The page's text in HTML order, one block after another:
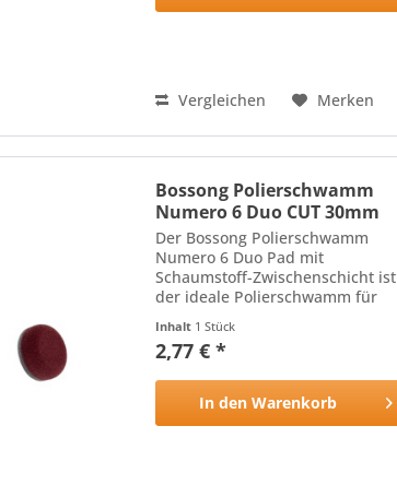
Vergleichen Merken
Bossong Polierschwamm
Numero 6 Duo CUT 30mm
Der Bossong Polierschwamm
Numero 6 Duo Pad mit
Schaumstoff-Zwischenschicht ist
der ideale Polierschwamm für
hitzebeständige Oberfläche des
Polierschwamms mit
schneidenden Eigenschaften
wird durch die...
Inhalt 1 Stück
2,77 € *
In den Warenkorb